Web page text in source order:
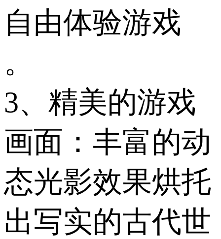
自由体验游戏
。
3、精美的游戏
画面：丰富的动
态光影效果烘托
出写实的古代世